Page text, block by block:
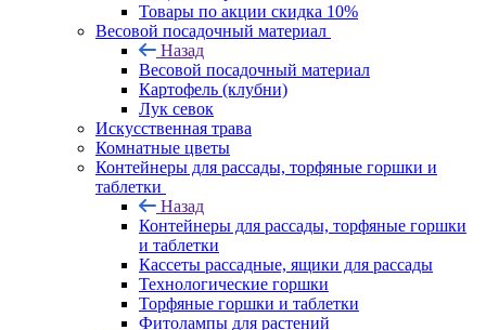
Товары по акции скидка 10%
Весовой посадочный материал
Назад
Весовой посадочный материал
Картофель (клубни)
Лук севок
Искусственная трава
Комнатные цветы
Контейнеры для рассады, торфяные горшки и
таблетки
Назад
Контейнеры для рассады, торфяные горшки
и таблетки
Кассеты рассадные, ящики для рассады
Технологические горшки
Торфяные горшки и таблетки
Фитолампы для растений